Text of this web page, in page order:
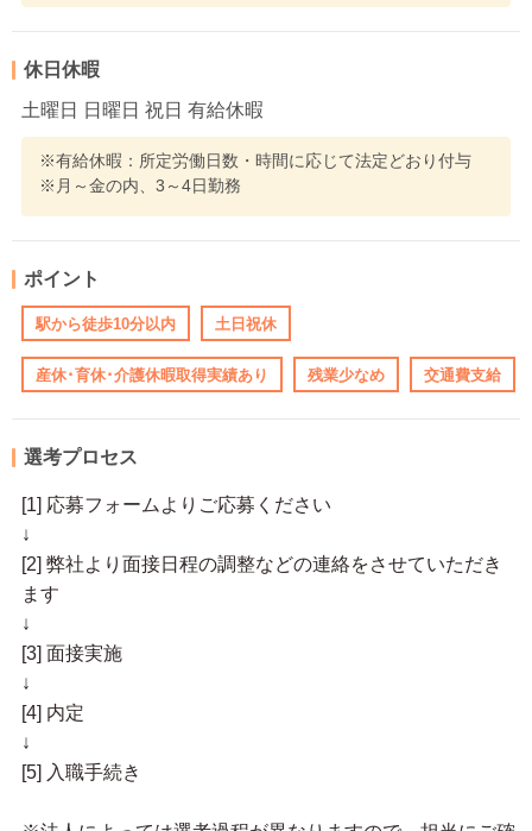
休日休暇
土曜日 日曜日 祝日 有給休暇
※有給休暇：所定労働日数・時間に応じて法定どおり付与
※月～金の内、3～4日勤務
ポイント
駅から徒歩10分以内 土日祝休
産休･育休･介護休暇取得実績あり 残業少なめ 交通費支給
選考プロセス
[1] 応募フォームよりご応募ください
↓
[2] 弊社より面接日程の調整などの連絡をさせていただき
ます
↓
[3] 面接実施
↓
[4] 内定
↓
[5] 入職手続き